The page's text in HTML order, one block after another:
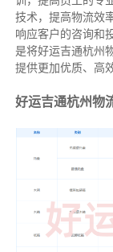
技术，提高物流效
响应客户的咨询和
是将好运吉通杭州
提供更加优质、高
好运吉通杭州物